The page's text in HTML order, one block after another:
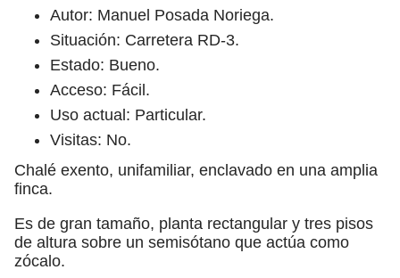
Autor: Manuel Posada Noriega.
Situación: Carretera RD-3.
Estado: Bueno.
Acceso: Fácil.
Uso actual: Particular.
Visitas: No.
Chalé exento, unifamiliar, enclavado en una amplia
finca.
Es de gran tamaño, planta rectangular y tres pisos
de altura sobre un semisótano que actúa como
zócalo.